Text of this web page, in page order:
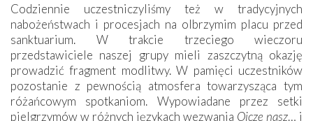
Codziennie uczestniczyliśmy też w tradycyjnych
nabożeństwach i procesjach na olbrzymim placu przed
sanktuarium. W trakcie trzeciego wieczoru
przedstawiciele naszej grupy mieli zaszczytną okazję
prowadzić fragment modlitwy. W pamięci uczestników
pozostanie z pewnością atmosfera towarzysząca tym
różańcowym spotkaniom. Wypowiadane przez setki
pielgrzymów w różnych językach wezwania Ojcze nasz… i